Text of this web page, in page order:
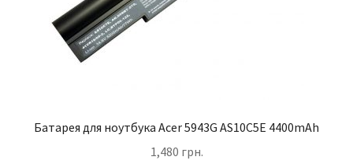
Батарея для ноутбука Acer 5943G AS10C5E 4400mAh
1,480 грн.